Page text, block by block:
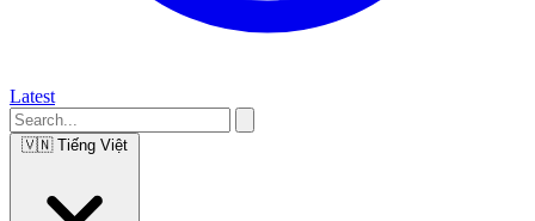
Latest
🇻🇳 Tiếng Việt